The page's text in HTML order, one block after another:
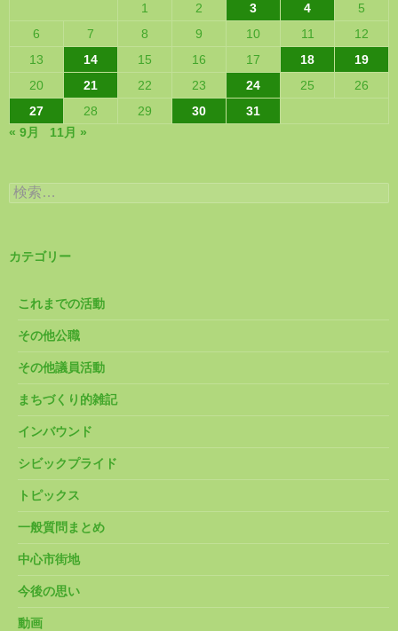
1
2 3 4
5
6
7 8 9 10 11
12
13
14 15 16 17 18
19
20
21 22 23 24 25
26
27
28 29 30
31
« 9月
11月 »
検
索:
カテゴリー
これまでの活動
その他公職
その他議員活動
まちづくり的雑記
インバウンド
シビックプライド
トピックス
一般質問まとめ
中心市街地
今後の思い
動画